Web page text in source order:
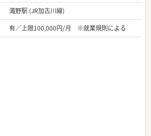
滝野駅 (JR加古川線)
有／上限100,000円/月 ※就業規則による